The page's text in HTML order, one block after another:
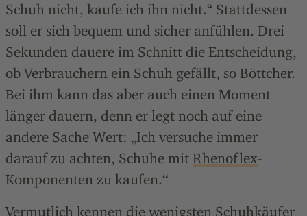
Schuh nicht, kaufe ich ihn nicht.“ Stattdessen
soll er sich bequem und sicher anfühlen. Drei
Sekunden dauere im Schnitt die Entscheidung,
ob Verbrauchern ein Schuh gefällt, so Böttcher.
Bei ihm kann das aber auch einen Moment
länger dauern, denn er legt noch auf eine
andere Sache Wert: „Ich versuche immer
darauf zu achten, Schuhe mit Rhenoflex-
Komponenten zu kaufen.“
Vermutlich kennen die wenigsten Schuhkäufer